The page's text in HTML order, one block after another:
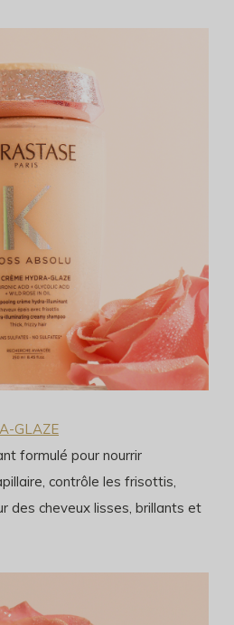
GLAZE
formulé pour nourrir
contrôle les frisottis,
des cheveux lisses, brillants et